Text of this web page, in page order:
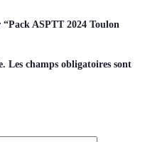
ASPTT 2024 Toulon
Les champs obligatoires sont